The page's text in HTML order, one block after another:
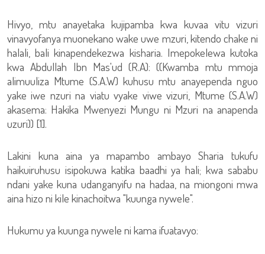
Hivyo, mtu anayetaka kujipamba kwa kuvaa vitu vizuri
vinavyofanya muonekano wake uwe mzuri, kitendo chake ni
halali, bali kinapendekezwa kisharia. Imepokelewa kutoka
kwa Abdullah Ibn Mas'ud (R.A): ((Kwamba mtu mmoja
alimuuliza Mtume (S.A.W) kuhusu mtu anayependa nguo
yake iwe nzuri na viatu vyake viwe vizuri, Mtume (S.A.W)
akasema: Hakika Mwenyezi Mungu ni Mzuri na anapenda
uzuri)) [1].
Lakini kuna aina ya mapambo ambayo Sharia tukufu
haikuiruhusu isipokuwa katika baadhi ya hali; kwa sababu
ndani yake kuna udanganyifu na hadaa, na miongoni mwa
aina hizo ni kile kinachoitwa "kuunga nywele".
Hukumu ya kuunga nywele ni kama ifuatavyo: